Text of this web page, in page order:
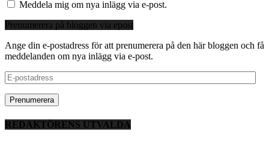
Meddela mig om nya inlägg via e-post.
Prenumerera på bloggen via epost
Ange din e-postadress för att prenumerera på den här bloggen och få
meddelanden om nya inlägg via e-post.
E-
postadress
REDAKTÖRENS UTVALDA